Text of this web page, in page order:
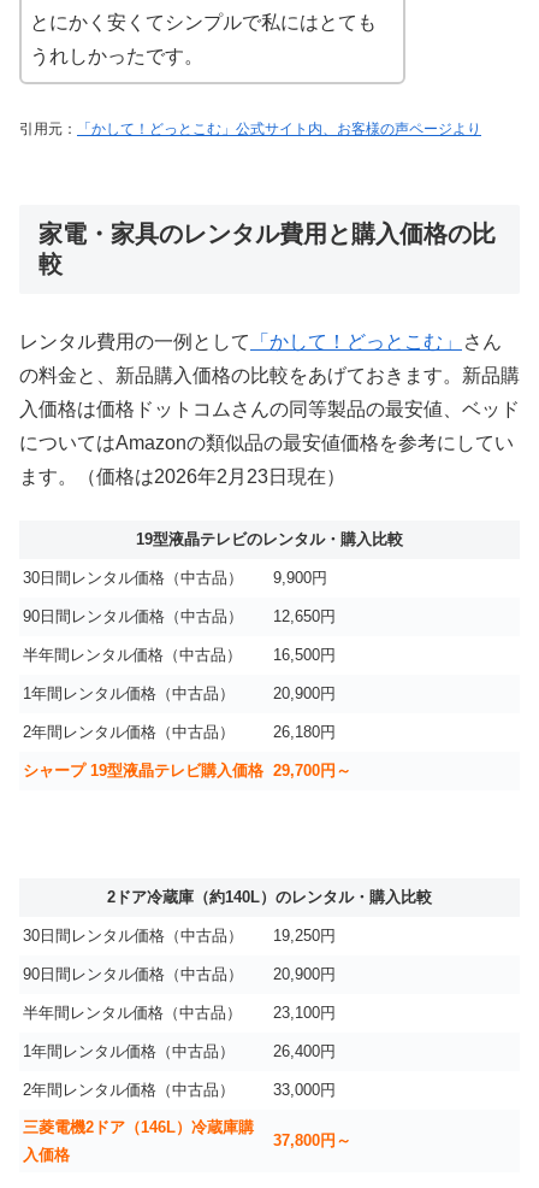
とにかく安くてシンプルで私にはとても
うれしかったです。
引用元： 「かして！どっとこむ」公式サイト内、お客様の声ページより
家電・家具のレンタル費用と購入価格の比
較
レンタル費用の一例として 「かして！どっとこむ」
さん
の料金と、新品購入価格の比較をあげておきます。新品購
入価格は価格ドットコムさんの同等製品の最安値、ベッド
についてはAmazonの類似品の最安値価格を参考にしてい
ます。（価格は2026年2月23日現在）
19型液晶テレビのレンタル・購入比較
30日間レンタル価格（中古品） 9,900円
90日間レンタル価格（中古品） 12,650円
半年間レンタル価格（中古品） 16,500円
1年間レンタル価格（中古品） 20,900円
2年間レンタル価格（中古品） 26,180円
シャープ 19型液晶テレビ購入価格 29,700円～
2ドア冷蔵庫（約140L）のレンタル・購入比較
30日間レンタル価格（中古品） 19,250円
90日間レンタル価格（中古品） 20,900円
半年間レンタル価格（中古品） 23,100円
1年間レンタル価格（中古品） 26,400円
2年間レンタル価格（中古品） 33,000円
三菱電機2ドア（146L）冷蔵庫購
入価格
37,800円～